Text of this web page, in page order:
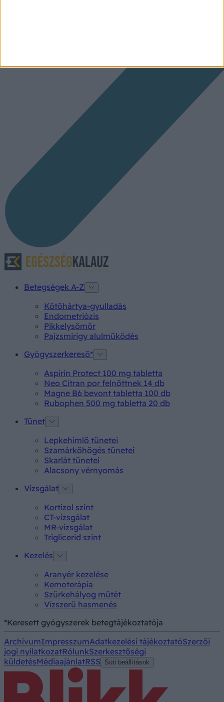
Betegségek A-Z
Kötőhártya-gyulladás
Endometriózis
Pikkelysömör
Pajzsmirigy alulműködés
Gyógyszerkereső*
Aspirin Protect 100 mg tabletta
Neo Citran por felnőttnek 14 db
Magne B6 bevont tabletta 100 db
Rubophen 500 mg tabletta 20 db
Tünet
Lepkehimlő tünetei
Szamárköhögés tünetei
Skarlát tünetei
Alacsony vérnyomás
Vizsgálat
Kortizol szint
CT-vizsgálat
MR-vizsgálat
Triglicerid szint
Kezelés
Aranyér kezelése
Kemoterápia
Szürkehályog műtét
Vízszerű hasmenés
*Keresett gyógyszerek betegtájékoztatója
ArchívumImpresszumAdatkezelési tájékoztatóSzerzői
jogi nyilatkozatRólunkSzerkesztőségi
küldetésMédiaajánlatRSS Süti beállítások